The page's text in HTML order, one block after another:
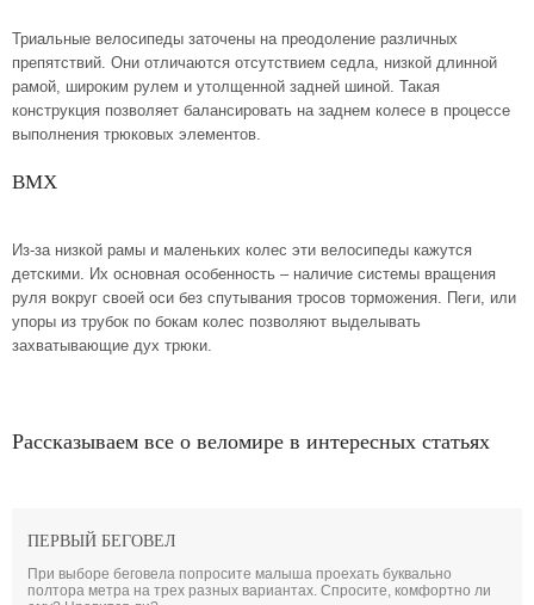
Триальные велосипеды заточены на преодоление различных
препятствий. Они отличаются отсутствием седла, низкой длинной
рамой, широким рулем и утолщенной задней шиной. Такая
конструкция позволяет балансировать на заднем колесе в процессе
выполнения трюковых элементов.
BMX
Из-за низкой рамы и маленьких колес эти велосипеды кажутся
детскими. Их основная особенность – наличие системы вращения
руля вокруг своей оси без спутывания тросов торможения. Пеги, или
упоры из трубок по бокам колес позволяют выделывать
захватывающие дух трюки.
Рассказываем все о веломире в интересных статьях
ПЕРВЫЙ БЕГОВЕЛ
При выборе беговела попросите малыша проехать буквально
полтора метра на трех разных вариантах. Спросите, комфортно ли